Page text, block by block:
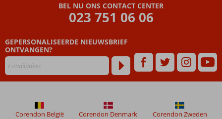
48
maanden
meer
om
de
BEL NU ONS CONTACT CENTER
023 751 06 06
GEPERSONALISEERDE NIEUWSBRIEF
ONTVANGEN?
Corendon België Corendon Denmark Corendon Zweden